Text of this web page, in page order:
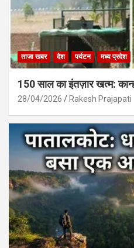
ताजा खबर देश पर्यटन मध्य प्रदेश
150 साल का इंतज़ार खत्म:
28/04/2026 Rakesh Prajapati